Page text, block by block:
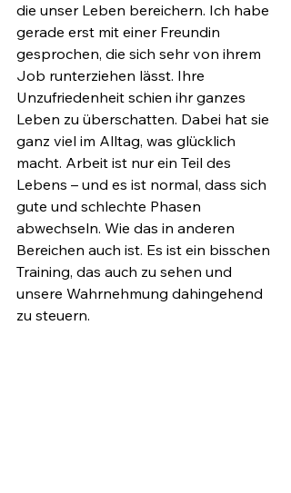
die unser Leben bereichern. Ich habe
gerade erst mit einer Freundin
gesprochen, die sich sehr von ihrem
Job runterziehen lässt. Ihre
Unzufriedenheit schien ihr ganzes
Leben zu überschatten. Dabei hat sie
ganz viel im Alltag, was glücklich
macht. Arbeit ist nur ein Teil des
Lebens – und es ist normal, dass sich
gute und schlechte Phasen
abwechseln. Wie das in anderen
Bereichen auch ist. Es ist ein bisschen
Training, das auch zu sehen und
unsere Wahrnehmung dahingehend
zu steuern.